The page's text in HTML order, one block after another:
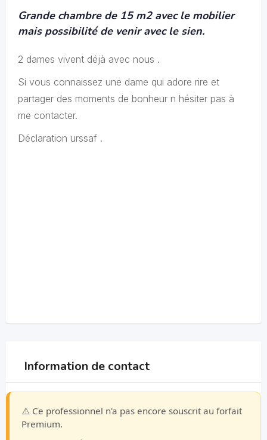
Grande chambre de 15 m2 avec le mobilier
mais possibilité de venir avec le sien.
2 dames vivent déjà avec nous .
Si vous connaissez une dame qui adore rire et
partager des moments de bonheur n hésiter pas à
me contacter.
Déclaration urssaf .
Information de contact
⚠️ Ce professionnel n'a pas encore souscrit au forfait
Premium.